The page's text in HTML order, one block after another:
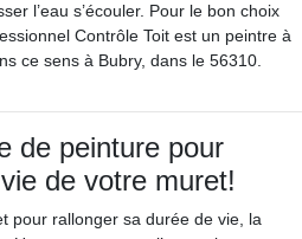
l’eau s’écouler. Pour le bon choix
Contrôle Toit est un peintre à
ce sens à Bubry, dans le 56310.
de peinture pour
de votre muret!
pour rallonger sa durée de vie, la